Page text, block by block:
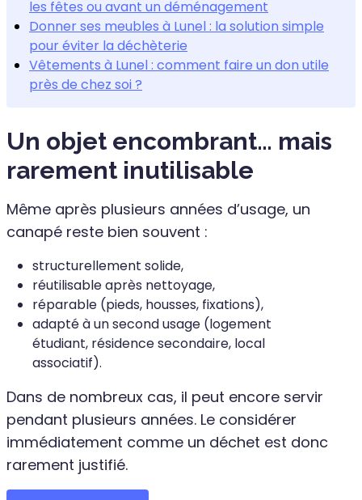
les fêtes ou avant un déménagement
Donner ses meubles à Lunel : la solution simple
pour éviter la déchèterie
Vêtements à Lunel : comment faire un don utile
près de chez soi ?
Un objet encombrant… mais
rarement inutilisable
Même après plusieurs années d’usage, un
canapé reste bien souvent :
structurellement solide,
réutilisable après nettoyage,
réparable (pieds, housses, fixations),
adapté à un second usage (logement
étudiant, résidence secondaire, local
associatif).
Dans de nombreux cas, il peut encore servir
pendant plusieurs années. Le considérer
immédiatement comme un déchet est donc
rarement justifié.